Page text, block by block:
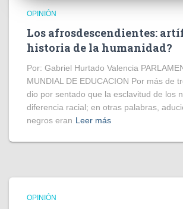
OPINIÓN
Los afrosdescendientes:
historia de la humanidad?
Por: Gabriel Hurtado Valencia
MUNDIAL DE EDUCACION Por más de
dio por sentado que la esclavitud de los
diferencia racial; en otras palabras,
negros eran Leer más
OPINIÓN